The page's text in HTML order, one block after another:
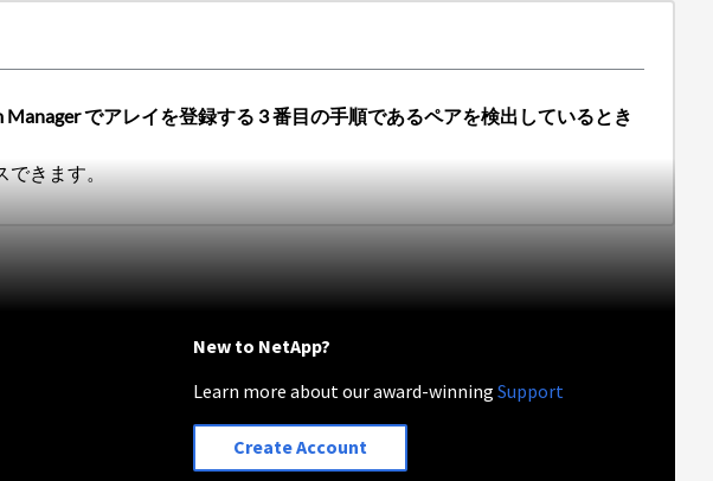
Manager でアレイを登録する 3 番目の手順であるペアを検出しているとき
きます。
New to NetApp?
Learn more about our award-winningSupport
Create Account